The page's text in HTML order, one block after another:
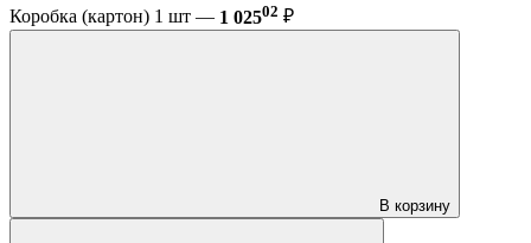
Коробка (картон) 1 шт — 1 02502 ₽
В корзину